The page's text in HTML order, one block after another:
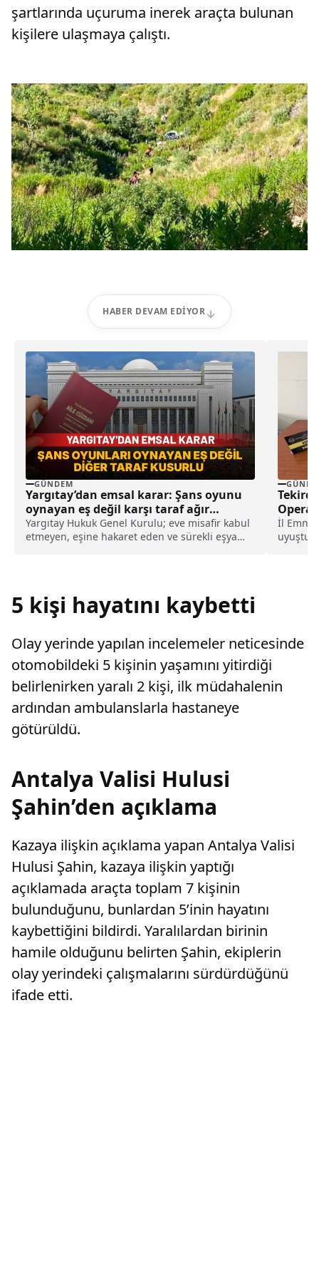
şartlarında uçuruma inerek araçta bulunan
kişilere ulaşmaya çalıştı.
HABER DEVAM EDIYOR
GÜNDEM
Yargıtay’dan emsal karar: Şans oyunu
oynayan eş değil karşı taraf ağır
kusurlu sayıldı
Yargıtay Hukuk Genel Kurulu; eve misafir kabul
etmeyen, eşine hakaret eden ve sürekli eşya
İl
5 kişi hayatını kaybetti
Olay yerinde yapılan incelemeler neticesinde
otomobildeki 5 kişinin yaşamını yitirdiği
belirlenirken yaralı 2 kişi, ilk müdahalenin
ardından ambulanslarla hastaneye
götürüldü.
Antalya Valisi Hulusi
Şahin’den açıklama
Kazaya ilişkin açıklama yapan Antalya Valisi
Hulusi Şahin, kazaya ilişkin yaptığı
açıklamada araçta toplam 7 kişinin
bulunduğunu, bunlardan 5’inin hayatını
kaybettiğini bildirdi. Yaralılardan birinin
hamile olduğunu belirten Şahin, ekiplerin
olay yerindeki çalışmalarını sürdürdüğünü
ifade etti.